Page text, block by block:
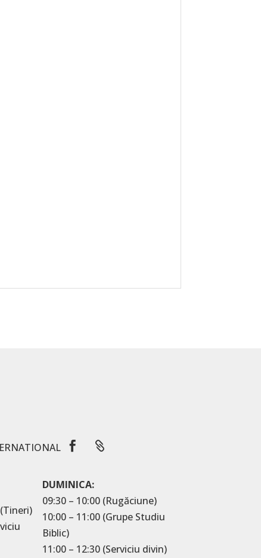
 
DUMINICA:
09:30 – 10:00 (Rugăciune)
10:00 – 11:00 (Grupe Studiu
Biblic)
11:00 – 12:30 (Serviciu divin)